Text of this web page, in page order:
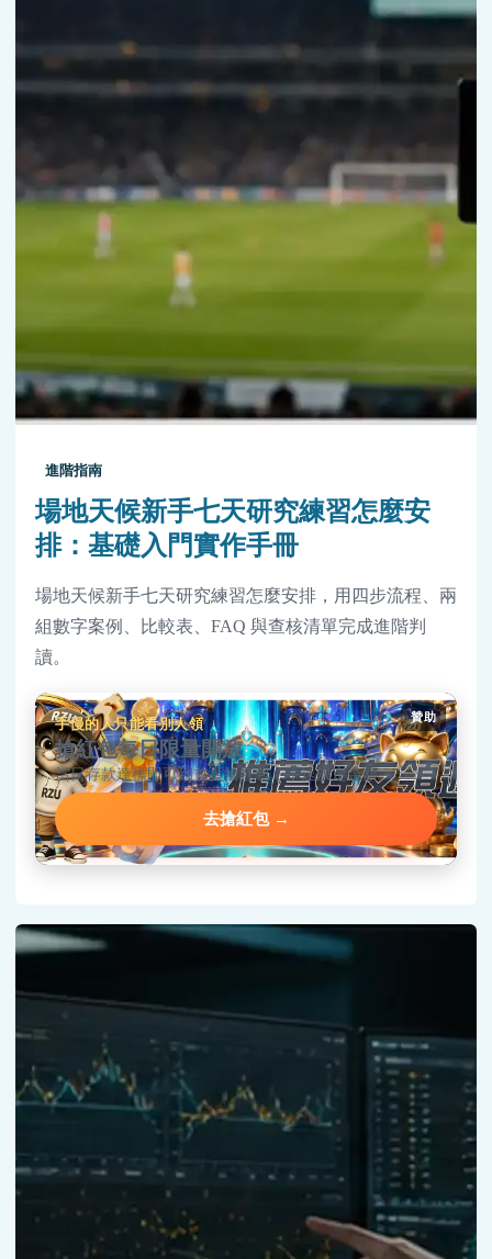
進階指南
場地天候新手七天研究練習怎麼安
排：基礎入門實作手冊
場地天候新手七天研究練習怎麼安排，用四步流程、兩
組數字案例、比較表、FAQ 與查核清單完成進階判
讀。
贊助
手慢的人只能看別人領
搶紅包每日限量開放
當日存款達標即可到首頁搶紅包，手速決定金額。
去搶紅包 →